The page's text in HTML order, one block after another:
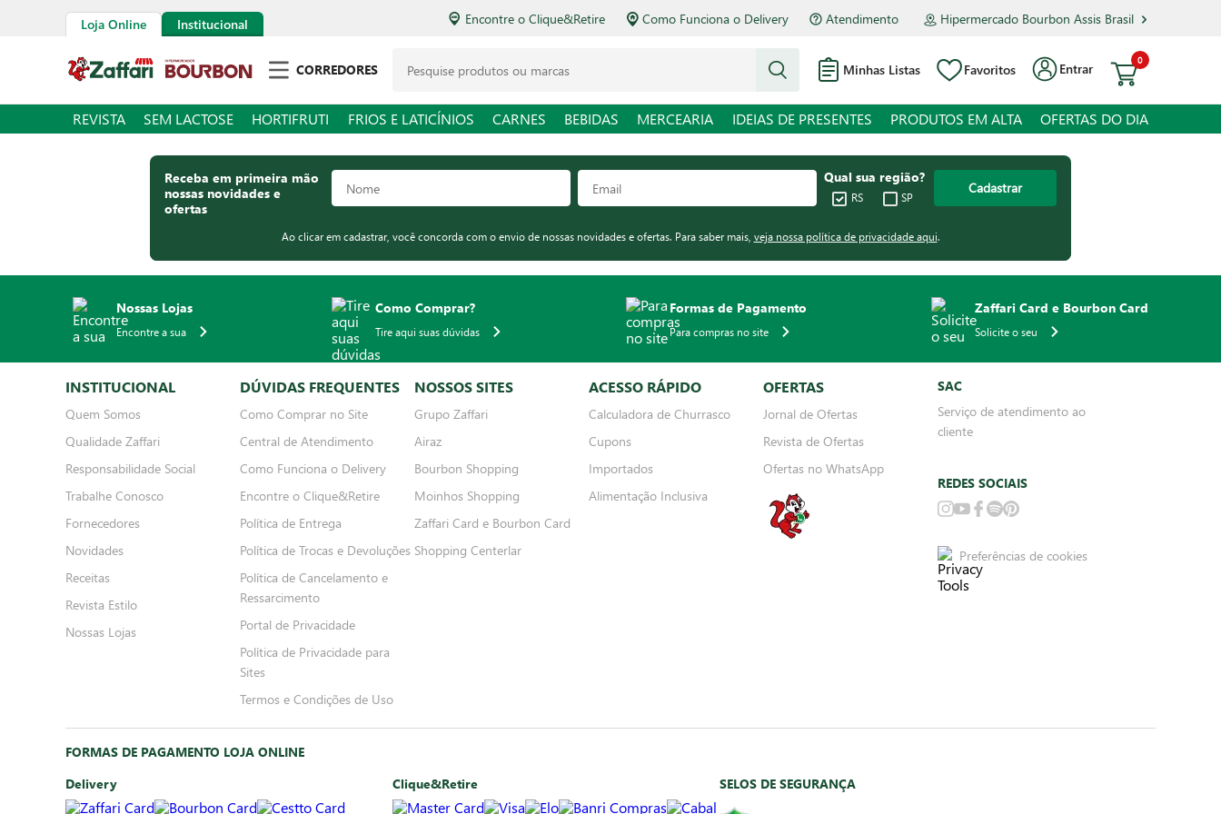
Loja Online Institucional Encontre o Clique&Retire Como Funciona o Delivery Atendimento Hipermercado Bourbon Assis Brasil
CORREDORES Minhas Listas Favoritos Entrar
0
REVISTA SEM LACTOSE HORTIFRUTI FRIOS E LATICÍNIOS CARNES BEBIDAS MERCEARIA IDEIAS DE PRESENTES PRODUTOS EM ALTA OFERTAS DO DIA
Receba em primeira mão
nossas novidades e
ofertas
Qual sua região?
RS SP
Cadastrar
Ao clicar em cadastrar, você concorda com o envio de nossas novidades e ofertas. Para saber mais, veja nossa política de privacidade aqui.
Nossas Lojas
Encontre a sua
Como Comprar?
Tire aqui suas dúvidas
Formas de Pagamento
Para compras no site
Zaffari Card e Bourbon Card
Solicite o seu
INSTITUCIONAL
Quem Somos
Qualidade Zaffari
Responsabilidade Social
Trabalhe Conosco
Fornecedores
Novidades
Receitas
Revista Estilo
Nossas Lojas
DÚVIDAS FREQUENTES
Como Comprar no Site
Central de Atendimento
Como Funciona o Delivery
Encontre o Clique&Retire
Política de Entrega
Política de Trocas e Devoluções
Política de Cancelamento e
Ressarcimento
Portal de Privacidade
Política de Privacidade para
Sites
Termos e Condições de Uso
NOSSOS SITES
Grupo Zaffari
Airaz
Bourbon Shopping
Moinhos Shopping
Zaffari Card e Bourbon Card
Shopping Centerlar
ACESSO RÁPIDO
Calculadora de Churrasco
Cupons
Importados
Alimentação Inclusiva
OFERTAS
Jornal de Ofertas
Revista de Ofertas
Ofertas no WhatsApp
SAC
Serviço de atendimento ao
cliente
REDES SOCIAIS
Preferências de cookies
FORMAS DE PAGAMENTO LOJA ONLINE
Delivery
Clique&Retire SELOS DE SEGURANÇA